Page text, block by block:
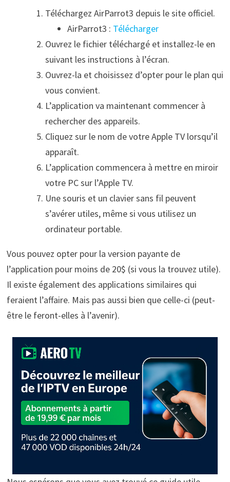
Téléchargez AirParrot3 depuis le site officiel.
AirParrot3 : Télécharger
Ouvrez le fichier téléchargé et installez-le en
suivant les instructions à l’écran.
Ouvrez-la et choisissez d’opter pour le plan qui
vous convient.
L’application va maintenant commencer à
rechercher des appareils.
Cliquez sur le nom de votre Apple TV lorsqu’il
apparaît.
L’application commencera à mettre en miroir
votre PC sur l’Apple TV.
Une souris et un clavier sans fil peuvent
s’avérer utiles, même si vous utilisez un
ordinateur portable.
Vous pouvez opter pour la version payante de
l’application pour moins de 20$ (si vous la trouvez utile).
Il existe également des applications similaires qui
feraient l’affaire. Mais pas aussi bien que celle-ci (peut-
être le feront-elles à l’avenir).